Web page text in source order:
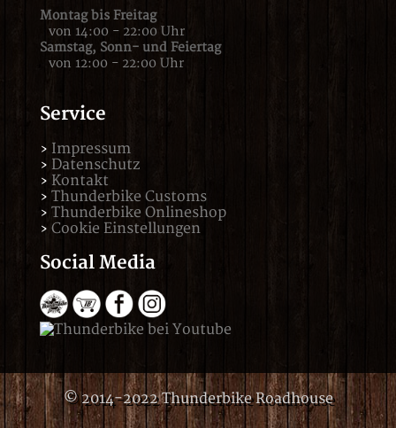
Montag bis Freitag
von 14:00 - 22:00 Uhr
Samstag, Sonn- und Feiertag
von 12:00 - 22:00 Uhr
Service
Impressum
Datenschutz
Kontakt
Thunderbike Customs
Thunderbike Onlineshop
Cookie Einstellungen
Social Media
© 2014-2022 Thunderbike Roadhouse